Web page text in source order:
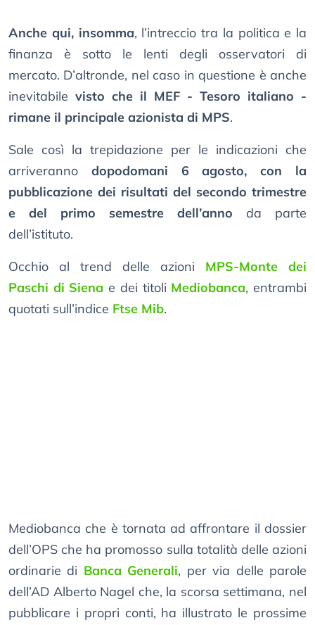
Anche qui, insomma, l’intreccio tra la politica e la
finanza è sotto le lenti degli osservatori di
mercato. D’altronde, nel caso in questione è anche
inevitabile visto che il MEF - Tesoro italiano -
rimane il principale azionista di MPS.
Sale così la trepidazione per le indicazioni che
arriveranno dopodomani 6 agosto, con la
pubblicazione dei risultati del secondo trimestre
e del primo semestre dell’anno da parte
dell’istituto.
Occhio al trend delle azioni MPS-Monte dei
Paschi di Siena e dei titoli Mediobanca, entrambi
quotati sull’indice Ftse Mib.
Mediobanca che è tornata ad affrontare il dossier
dell’OPS che ha promosso sulla totalità delle azioni
ordinarie di Banca Generali, per via delle parole
dell’AD Alberto Nagel che, la scorsa settimana, nel
pubblicare i propri conti, ha illustrato le prossime